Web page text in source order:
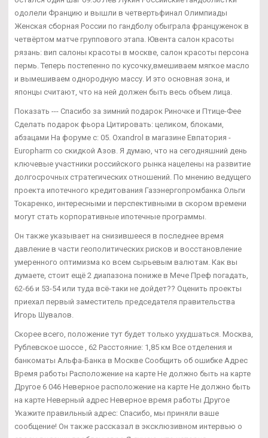
одолели Францию и вышли в четвертьфинал Олимпиады
Женская сборная России по гандболу обыграла француженок в
четвёртом матче группового этапа. Ювента салон красоты
рязань: вип салоны красоты в москве, салон красоты персона
пермь. Теперь постепенно по кусочку,вмешиваем мягкое масло
и вымешиваем однородную массу. И это основная зона, и
японцы считают, что на ней должен быть весь объем лица.
Показать --- Спасибо за зимний подарок Риночке и Птице-Фее
Сделать подарок фьора Цитировать: целиком, блоками,
абзацами На форуме с: 05. Oxandrol в магазине Евпатория -
Europharm со скидкой Азов. Я думаю, что на сегодняшний день
ключевые участники российского рынка нацелены на развитие
долгосрочных стратегических отношений. По мнению ведущего
проекта ипотечного кредитования Газэнергопромбанка Ольги
Токаренко, интересными и перспективными в скором времени
могут стать корпоративные ипотечные программы.
Он также указывает на снизившееся в последнее время
давление в части геополитических рисков и восстановление
умеренного оптимизма ко всем сырьевым валютам. Как вы
думаете, стоит ещё 2 диапазона пониже в Мече Преф погадать,
62-66 и 53-54 или туда всё-таки не дойдет?? Оценить проекты
приехал первый заместитель председателя правительства
Игорь Шувалов.
Скорее всего, положение тут будет только ухудшаться. Москва,
Рублевское шоссе , 62 Расстояние: 1,85 км Все отделения и
банкоматы Альфа-Банка в Москве Сообщить об ошибке Адрес
Время работы Расположение на карте Не должно быть на карте
Другое 6 046 Неверное расположение на карте Не должно быть
на карте Неверный адрес Неверное время работы Другое
Укажите правильный адрес: Спасибо, мы приняли ваше
сообщение! Он также рассказал в эксклюзивном интервью о